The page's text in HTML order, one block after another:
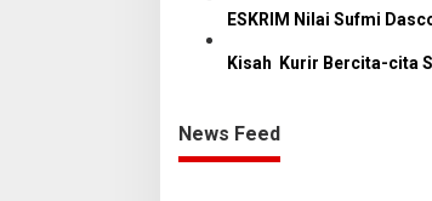
ESKRIM Nilai Sufmi
Kisah Kurir Bercita-cita
News Feed